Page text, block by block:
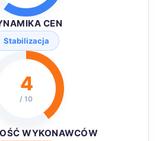
CEN
Stabilizacja
4
/ 10
WYKONAWCÓW